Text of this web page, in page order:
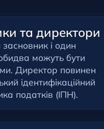
та директори
і один
можуть бути
Директор повинен
ідентифікаційний
податків (ІПН).